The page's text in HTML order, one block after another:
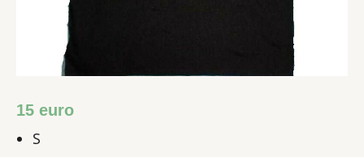
15 euro
S